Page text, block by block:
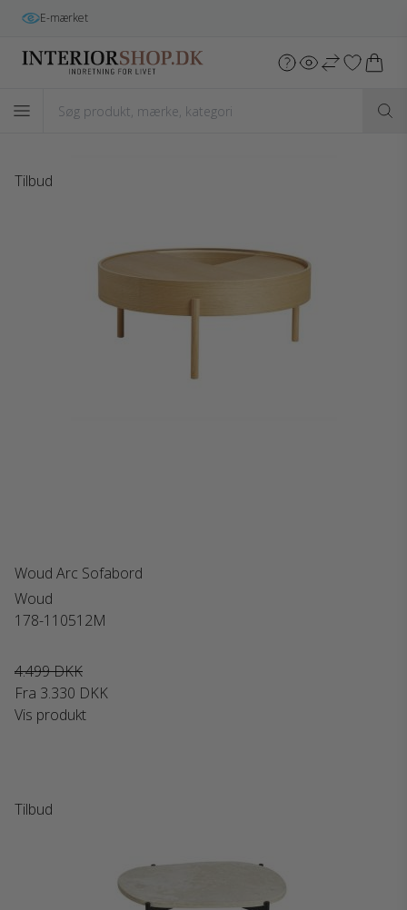
Gratis fragt
Tilbud
Woud Arc Sofabord
Woud
178-110512M
4.499 DKK
Fra 3.330 DKK
Vis produkt
Tilbud